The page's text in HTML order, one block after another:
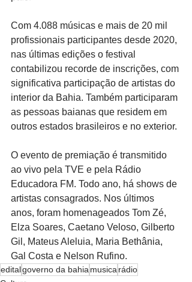
Com 4.088 músicas e mais de 20 mil
profissionais participantes desde 2020,
nas últimas edições o festival
contabilizou recorde de inscrições, com
significativa participação de artistas do
interior da Bahia. Também participaram
as pessoas baianas que residem em
outros estados brasileiros e no exterior.
O evento de premiação é transmitido
ao vivo pela TVE e pela Rádio
Educadora FM. Todo ano, há shows de
artistas consagrados. Nos últimos
anos, foram homenageados Tom Zé,
Elza Soares, Caetano Veloso, Gilberto
Gil, Mateus Aleluia, Maria Bethânia,
Gal Costa e Nelson Rufino.
editalgoverno da bahia musica rádio